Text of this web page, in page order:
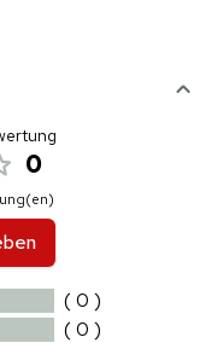
0
( 0 )
( 0 )